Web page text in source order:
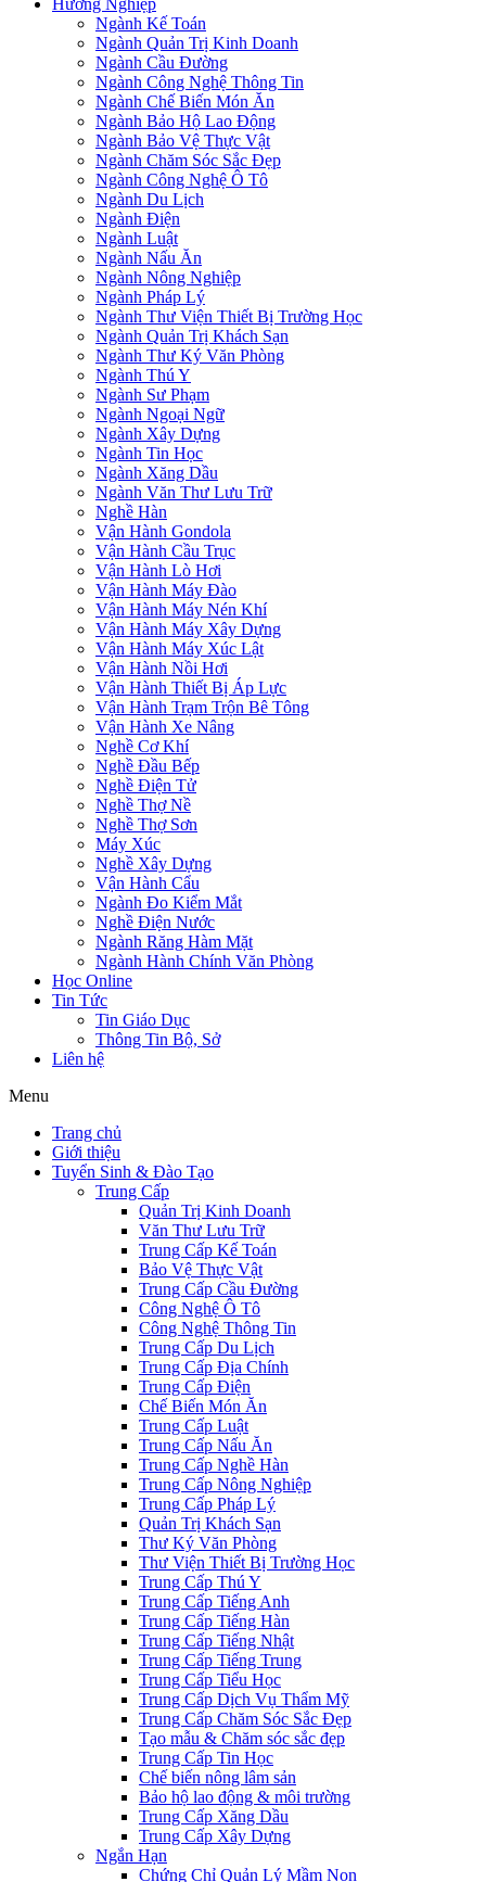
Hướng Nghiệp
Ngành Kế Toán
Ngành Quản Trị Kinh Doanh
Ngành Cầu Đường
Ngành Công Nghệ Thông Tin
Ngành Chế Biến Món Ăn
Ngành Bảo Hộ Lao Động
Ngành Bảo Vệ Thực Vật
Ngành Chăm Sóc Sắc Đẹp
Ngành Công Nghệ Ô Tô
Ngành Du Lịch
Ngành Điện
Ngành Luật
Ngành Nấu Ăn
Ngành Nông Nghiệp
Ngành Pháp Lý
Ngành Thư Viện Thiết Bị Trường Học
Ngành Quản Trị Khách Sạn
Ngành Thư Ký Văn Phòng
Ngành Thú Y
Ngành Sư Phạm
Ngành Ngoại Ngữ
Ngành Xây Dựng
Ngành Tin Học
Ngành Xăng Dầu
Ngành Văn Thư Lưu Trữ
Nghề Hàn
Vận Hành Gondola
Vận Hành Cầu Trục
Vận Hành Lò Hơi
Vận Hành Máy Đào
Vận Hành Máy Nén Khí
Vận Hành Máy Xây Dựng
Vận Hành Máy Xúc Lật
Vận Hành Nồi Hơi
Vận Hành Thiết Bị Áp Lực
Vận Hành Trạm Trộn Bê Tông
Vận Hành Xe Nâng
Nghề Cơ Khí
Nghề Đầu Bếp
Nghề Điện Tử
Nghề Thợ Nề
Nghề Thợ Sơn
Máy Xúc
Nghề Xây Dựng
Vận Hành Cẩu
Ngành Đo Kiểm Mắt
Nghề Điện Nước
Ngành Răng Hàm Mặt
Ngành Hành Chính Văn Phòng
Học Online
Tin Tức
Tin Giáo Dục
Thông Tin Bộ, Sở
Liên hệ
Menu
Trang chủ
Giới thiệu
Tuyển Sinh & Đào Tạo
Trung Cấp
Quản Trị Kinh Doanh
Văn Thư Lưu Trữ
Trung Cấp Kế Toán
Bảo Vệ Thực Vật
Trung Cấp Cầu Đường
Công Nghệ Ô Tô
Công Nghệ Thông Tin
Trung Cấp Du Lịch
Trung Cấp Địa Chính
Trung Cấp Điện
Chế Biến Món Ăn
Trung Cấp Luật
Trung Cấp Nấu Ăn
Trung Cấp Nghề Hàn
Trung Cấp Nông Nghiệp
Trung Cấp Pháp Lý
Quản Trị Khách Sạn
Thư Ký Văn Phòng
Thư Viện Thiết Bị Trường Học
Trung Cấp Thú Y
Trung Cấp Tiếng Anh
Trung Cấp Tiếng Hàn
Trung Cấp Tiếng Nhật
Trung Cấp Tiếng Trung
Trung Cấp Tiểu Học
Trung Cấp Dịch Vụ Thẩm Mỹ
Trung Cấp Chăm Sóc Sắc Đẹp
Tạo mẫu & Chăm sóc sắc đẹp
Trung Cấp Tin Học
Chế biến nông lâm sản
Bảo hộ lao động & môi trường
Trung Cấp Xăng Dầu
Trung Cấp Xây Dựng
Ngắn Hạn
Chứng Chỉ Quản Lý Mầm Non